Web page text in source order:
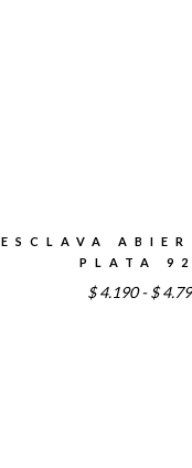
ESCLAVA
PLATA
$ 4.190 - $